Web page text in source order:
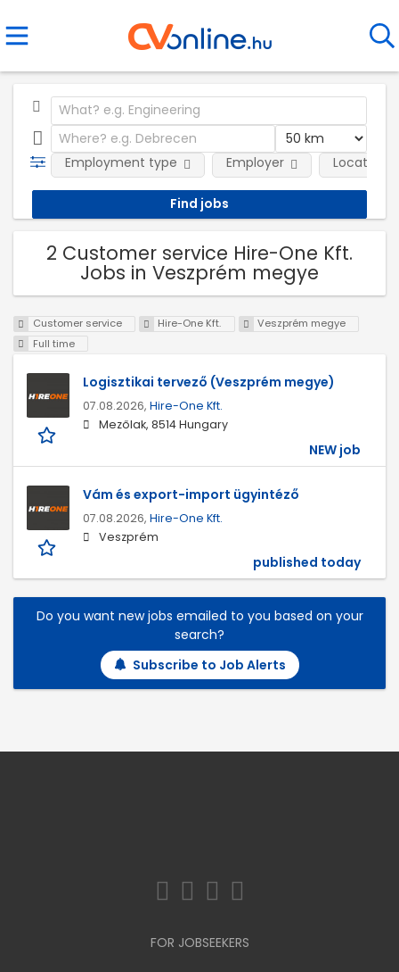
Employment type Employer Location
2 Customer service Hire-One Kft.
Jobs in Veszprém megye
Customer service Hire-One Kft.
Veszprém megye
Full time
Logisztikai tervező (Veszprém megye)
07.08.2026, Hire-One Kft.
Mezőlak, 8514 Hungary
NEW job
Vám és export-import ügyintéző
07.08.2026, Hire-One Kft.
Veszprém
published today
Do you want new jobs emailed to you based on your
search?
Subscribe to Job Alerts
FOR JOBSEEKERS